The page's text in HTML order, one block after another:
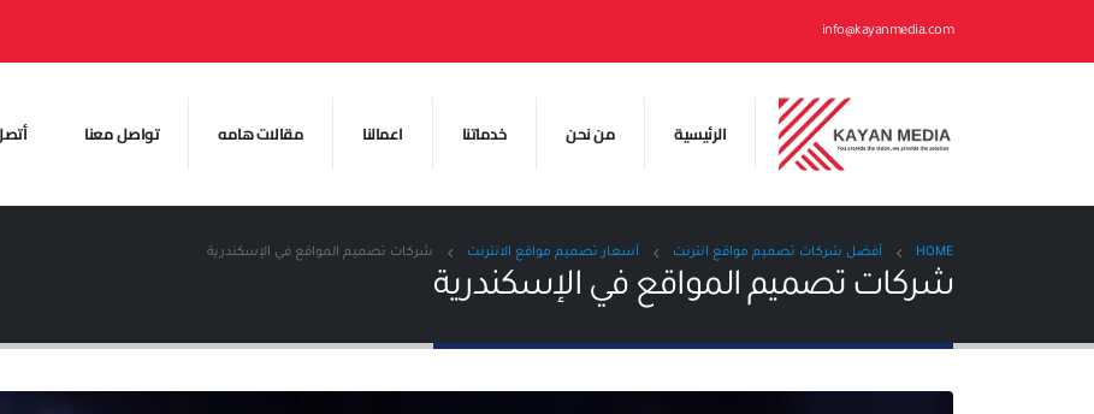
info@kayanmedia.com
الرئيسية من نحن خدماتنا اعمالنا مقالات هامه تواصل معنا
HOME أفضل شركات تصميم مواقع انترنت أسعار تصميم مواقع الانترنت شركات تصميم المواقع في الإسكندرية
شركات تصميم المواقع في الإسكندرية